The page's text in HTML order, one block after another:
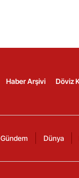
Haber Arşivi Döviz
Gündem Dünya